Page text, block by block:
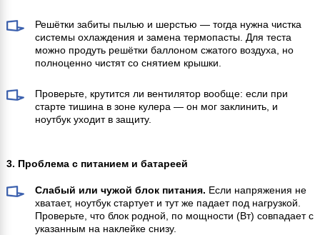
Решётки забиты пылью и шерстью — тогда нужна чистка
системы охлаждения и замена термопасты. Для теста
можно продуть решётки баллоном сжатого воздуха, но
полноценно чистят со снятием крышки.
Проверьте, крутится ли вентилятор вообще: если при
старте тишина в зоне кулера — он мог заклинить, и
ноутбук уходит в защиту.
3. Проблема с питанием и батареей
Слабый или чужой блок питания. Если напряжения не
хватает, ноутбук стартует и тут же падает под нагрузкой.
Проверьте, что блок родной, по мощности (Вт) совпадает с
указанным на наклейке снизу.